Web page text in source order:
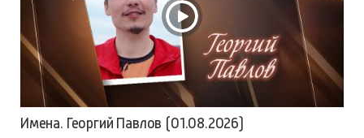
Имена. Георгий Павлов (01.08.2026)